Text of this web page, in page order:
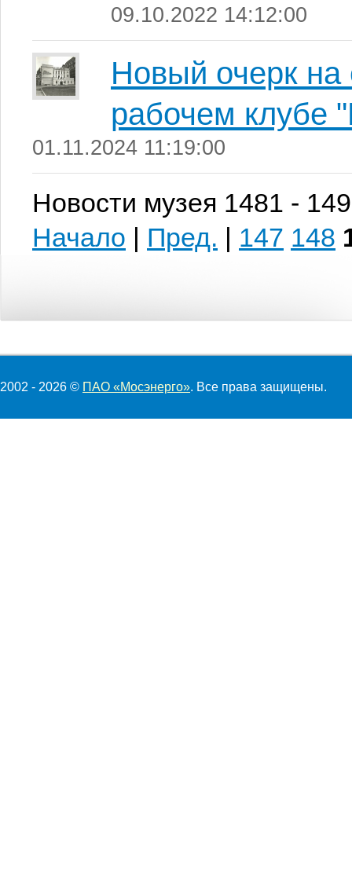
09.10.2022 14:12:00
Новый очерк на
рабочем клубе
01.11.2024 11:19:00
Новости музея 1481 -
Начало | Пред. | 147 148
2002 - 2026 © ПАО «Мосэнерго». Все права защищены.